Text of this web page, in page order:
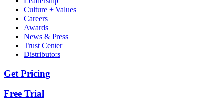
Culture + Values
Careers
Awards
News & Press
Trust Center
Distributors
Get Pricing
Free Trial